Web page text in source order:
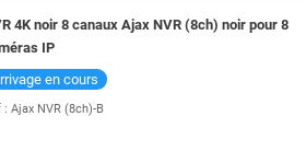
4K noir 8 canaux Ajax NVR (8ch) noir pour 8
IP
en cours
: Ajax NVR (8ch)-B